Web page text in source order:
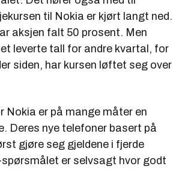
til Nokia er kjørt langt ned.
aksjen falt 50 prosent. Men
leverte tall for andre kvartal, for
siden, har kursen løftet seg over
Nokia er på mange måter en
Deres nye telefoner basert på
gjøre seg gjeldene i fjerde
er selvsagt hvor godt